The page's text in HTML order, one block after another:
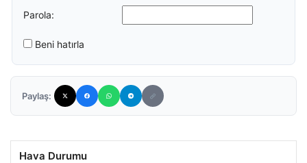
Parola:
Beni hatırla
Paylaş:
Hava Durumu